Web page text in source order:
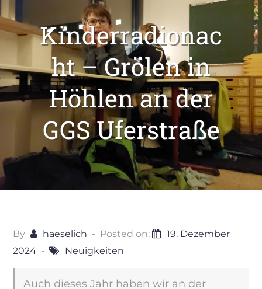
Kinderradionac
ht – Grölen in
Höhlen an der
GGS Uferstraße
By haeselich Posted on:
19. Dezember
2024
Neuigkeiten
Auch dieses Jahr haben wir an der